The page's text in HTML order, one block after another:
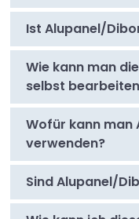
Ist Alupanel/
Wie kann man
selbst
Wofür kann man
verwenden?
Sind Alupanel/